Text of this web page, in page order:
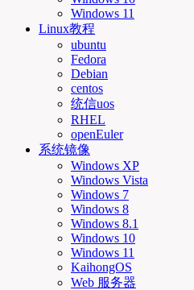
Windows 11
Linux教程
ubuntu
Fedora
Debian
centos
统信uos
RHEL
openEuler
系统镜像
Windows XP
Windows Vista
Windows 7
Windows 8
Windows 8.1
Windows 10
Windows 11
KaihongOS
Web 服务器